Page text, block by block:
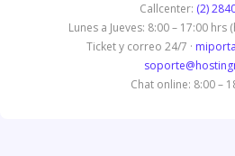
Callcenter: (2)
Lunes a Jueves: 8:00 – 17:00
Ticket y correo 24/7 ·
Chat online: 8:00 –